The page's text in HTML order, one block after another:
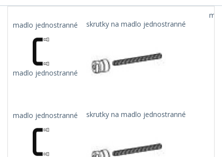
madlo jednostranné
madlo jednostranné
skrutky na madlo jednostranné
madlo jednostranné skrutky na madlo jednostranné